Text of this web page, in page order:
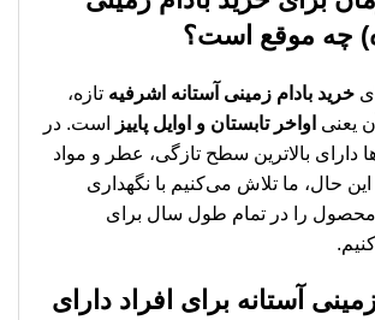
چه موقع است؟
خرید بادام زمینی آستانه اشرفیه تازه،
یعنی اواخر تابستان و اوایل پاییز
است. در
دارای بالاترین سطح تازگی، عطر و مواد
حال، ما تلاش می‌کنیم با نگهداری
را در تمام طول سال برای
زمینی آستانه برای افراد دارای